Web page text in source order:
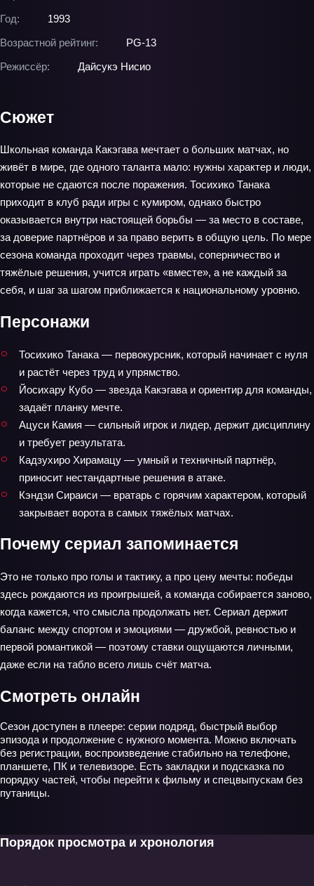
Год:
1993
Возрастной рейтинг:
PG-13
Режиссёр:
Дайсукэ Нисио
Сюжет
Школьная команда Какэгава мечтает о больших матчах, но
живёт в мире, где одного таланта мало: нужны характер и люди,
которые не сдаются после поражения. Тосихико Танака
приходит в клуб ради игры с кумиром, однако быстро
оказывается внутри настоящей борьбы — за место в составе,
за доверие партнёров и за право верить в общую цель. По мере
сезона команда проходит через травмы, соперничество и
тяжёлые решения, учится играть «вместе», а не каждый за
себя, и шаг за шагом приближается к национальному уровню.
Персонажи
Тосихико Танака — первокурсник, который начинает с нуля
и растёт через труд и упрямство.
Йосихару Кубо — звезда Какэгава и ориентир для команды,
задаёт планку мечте.
Ацуси Камия — сильный игрок и лидер, держит дисциплину
и требует результата.
Кадзухиро Хирамацу — умный и техничный партнёр,
приносит нестандартные решения в атаке.
Кэндзи Сираиси — вратарь с горячим характером, который
закрывает ворота в самых тяжёлых матчах.
Почему сериал запоминается
Это не только про голы и тактику, а про цену мечты: победы
здесь рождаются из проигрышей, а команда собирается заново,
когда кажется, что смысла продолжать нет. Сериал держит
баланс между спортом и эмоциями — дружбой, ревностью и
первой романтикой — поэтому ставки ощущаются личными,
даже если на табло всего лишь счёт матча.
Смотреть онлайн
Сезон доступен в плеере: серии подряд, быстрый выбор
эпизода и продолжение с нужного момента. Можно включать
без регистрации, воспроизведение стабильно на телефоне,
планшете, ПК и телевизоре. Есть закладки и подсказка по
порядку частей, чтобы перейти к фильму и спецвыпускам без
путаницы.
Порядок просмотра и хронология